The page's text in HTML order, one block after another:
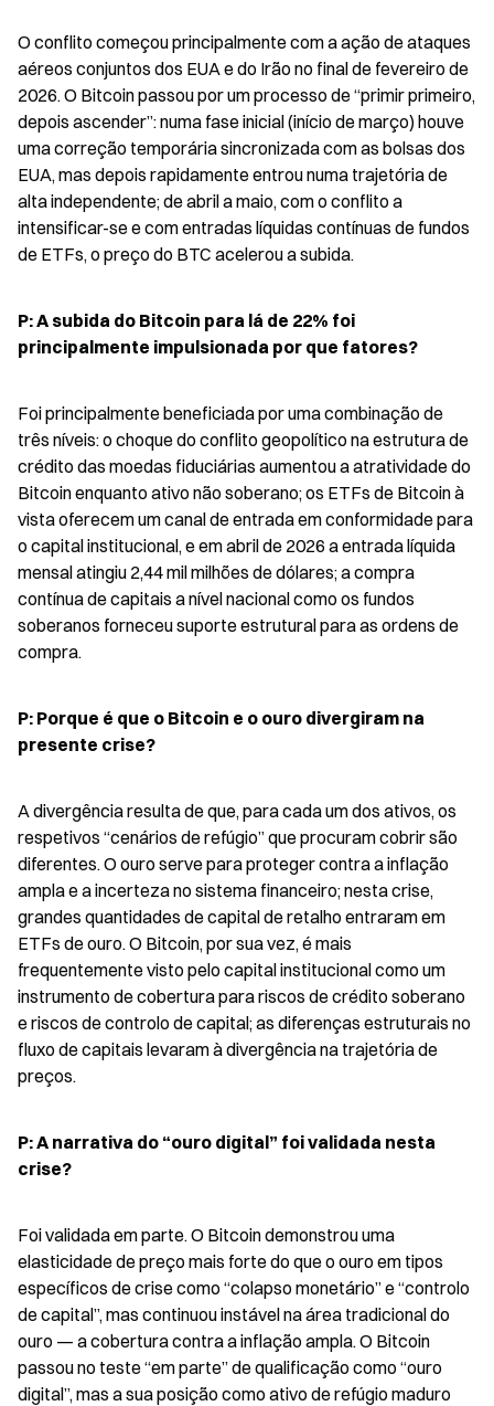
O conflito começou principalmente com a ação de ataques
aéreos conjuntos dos EUA e do Irão no final de fevereiro de
2026. O Bitcoin passou por um processo de “primir primeiro,
depois ascender”: numa fase inicial (início de março) houve
uma correção temporária sincronizada com as bolsas dos
EUA, mas depois rapidamente entrou numa trajetória de
alta independente; de abril a maio, com o conflito a
intensificar-se e com entradas líquidas contínuas de fundos
de ETFs, o preço do BTC acelerou a subida.
P: A subida do Bitcoin para lá de 22% foi
principalmente impulsionada por que fatores?
Foi principalmente beneficiada por uma combinação de
três níveis: o choque do conflito geopolítico na estrutura de
crédito das moedas fiduciárias aumentou a atratividade do
Bitcoin enquanto ativo não soberano; os ETFs de Bitcoin à
vista oferecem um canal de entrada em conformidade para
o capital institucional, e em abril de 2026 a entrada líquida
mensal atingiu 2,44 mil milhões de dólares; a compra
contínua de capitais a nível nacional como os fundos
soberanos forneceu suporte estrutural para as ordens de
compra.
P: Porque é que o Bitcoin e o ouro divergiram na
presente crise?
A divergência resulta de que, para cada um dos ativos, os
respetivos “cenários de refúgio” que procuram cobrir são
diferentes. O ouro serve para proteger contra a inflação
ampla e a incerteza no sistema financeiro; nesta crise,
grandes quantidades de capital de retalho entraram em
ETFs de ouro. O Bitcoin, por sua vez, é mais
frequentemente visto pelo capital institucional como um
instrumento de cobertura para riscos de crédito soberano
e riscos de controlo de capital; as diferenças estruturais no
fluxo de capitais levaram à divergência na trajetória de
preços.
P: A narrativa do “ouro digital” foi validada nesta
crise?
Foi validada em parte. O Bitcoin demonstrou uma
elasticidade de preço mais forte do que o ouro em tipos
específicos de crise como “colapso monetário” e “controlo
de capital”, mas continuou instável na área tradicional do
ouro — a cobertura contra a inflação ampla. O Bitcoin
passou no teste “em parte” de qualificação como “ouro
digital”, mas a sua posição como ativo de refúgio maduro